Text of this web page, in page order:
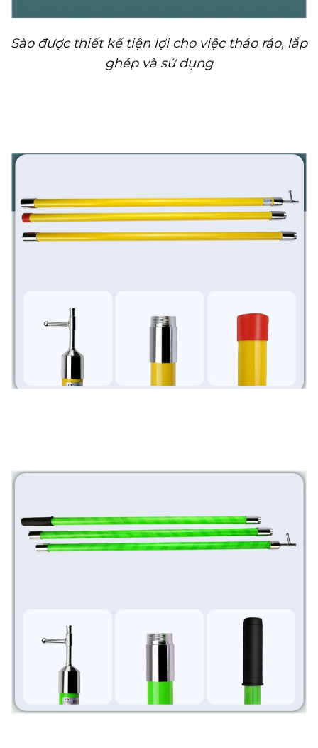
Sào được thiết kế tiện lợi cho việc tháo ráo, lắp
ghép và sử dụng